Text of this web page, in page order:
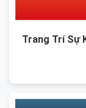
Trang Trí Sự